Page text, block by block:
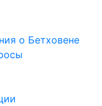
о Бетховене